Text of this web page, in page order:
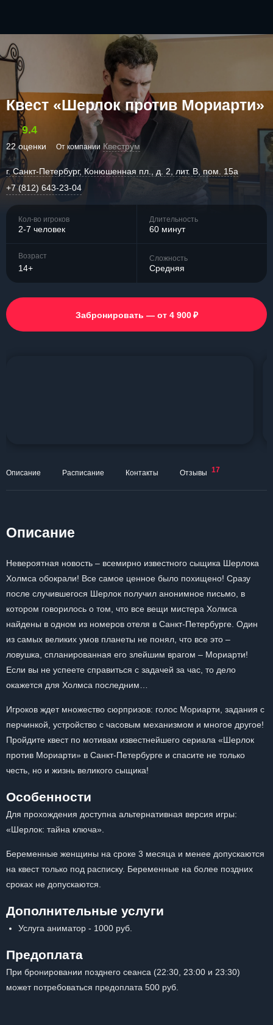
Квест «Шерлок против Мориарти»
9.4
22 оценки От компании Квеструм
г. Санкт-Петербург, Конюшенная пл., д. 2, лит. В, пом. 15a
+7 (812) 643-23-04
Кол-во игроков
2-7 человек
Длительность
60 минут
Возраст
14+
Сложность
Средняя
Забронировать — от 4 900 ₽
Описание Расписание Контакты Отзывы 17
Описание
Невероятная новость – всемирно известного сыщика Шерлока
Холмса обокрали! Все самое ценное было похищено! Сразу
после случившегося Шерлок получил анонимное письмо, в
котором говорилось о том, что все вещи мистера Холмса
найдены в одном из номеров отеля в Санкт-Петербурге. Один
из самых великих умов планеты не понял, что все это –
ловушка, спланированная его злейшим врагом – Мориарти!
Если вы не успеете справиться с задачей за час, то дело
окажется для Холмса последним…
Игроков ждет множество сюрпризов: голос Мориарти, задания с
перчинкой, устройство с часовым механизмом и многое другое!
Пройдите квест по мотивам известнейшего сериала «Шерлок
против Мориарти» в Санкт-Петербурге и спасите не только
честь, но и жизнь великого сыщика!
Особенности
Для прохождения доступна альтернативная версия игры:
«Шерлок: тайна ключа».
Беременные женщины на сроке 3 месяца и менее допускаются
на квест только под расписку. Беременные на более поздних
сроках не допускаются.
Дополнительные услуги
Услуга аниматор - 1000 руб.
Предоплата
При бронировании позднего сеанса (22:30, 23:00 и 23:30)
может потребоваться предоплата 500 руб.